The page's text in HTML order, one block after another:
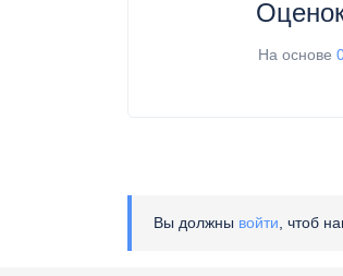
На основе
Вы должны войти , чтоб